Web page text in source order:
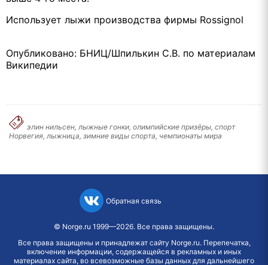
Использует лыжи производства фирмы Rossignol
Опубликовано: БНИЦ/Шпилькин С.В. по материалам
Википедии
элин нильсен, лыжные гонки, олимпийские призёры, спорт
Норвегия, лыжница, зимние виды спорта, чемпионаты мира
Обратная связь
© Norge.ru 1999—2026. Все права защищены.
Все права защищены и принадлежат сайту Norge.ru. Перепечатка,
включение информации, содержащейся в рекламных и иных
материалах сайта, во всевозможные базы данных для дальнейшего